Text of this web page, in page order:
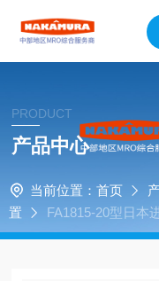
PRODUCT
产品中心
当前位置： 首页
置
FA1815-20型日本
0